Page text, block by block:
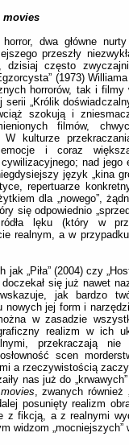
movies
dwa główne
przeszły
dzisiaj często
(1973)
horrorów, tak i filmy
„Królik
szokują i
filmów,
W kulturze
emocje i coraz
cywilizacyjnego; nad
język „kina
repertuarze
dla „nowego”,
się odpowiednio
lęku (który w
realnym, a w
„Piła” (2004) czy
się już nawet
jak bardzo
jej form i
w zasadzie
realizm w ich
przekraczają
scen
a rzeczywistością
nas już do
, zwanych również
posunięty realizm
z fikcją, a z realnymi
widzom „mocniejszych”